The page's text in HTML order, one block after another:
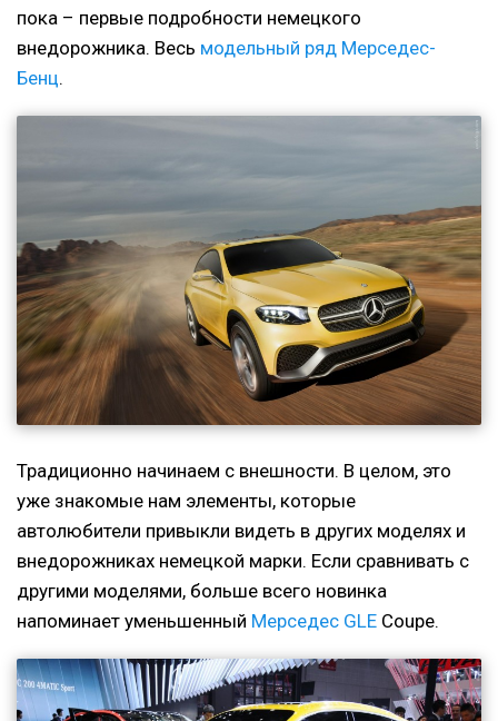
пока – первые подробности немецкого
внедорожника. Весь модельный ряд Мерседес-
Бенц.
Традиционно начинаем с внешности. В целом, это
уже знакомые нам элементы, которые
автолюбители привыкли видеть в других моделях и
внедорожниках немецкой марки. Если сравнивать с
другими моделями, больше всего новинка
напоминает уменьшенный Мерседес GLE Coupe.